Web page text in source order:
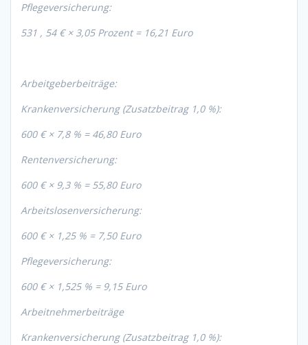
Pflegeversicherung:
531 , 54 € × 3,05 Prozent = 16,21 Euro
Arbeitgeberbeiträge:
Krankenversicherung (Zusatzbeitrag 1,0 %):
600 € × 7,8 % = 46,80 Euro
Rentenversicherung:
600 € × 9,3 % = 55,80 Euro
Arbeitslosenversicherung:
600 € × 1,25 % = 7,50 Euro
Pflegeversicherung:
600 € × 1,525 % = 9,15 Euro
Arbeitnehmerbeiträge
Krankenversicherung (Zusatzbeitrag 1,0 %):